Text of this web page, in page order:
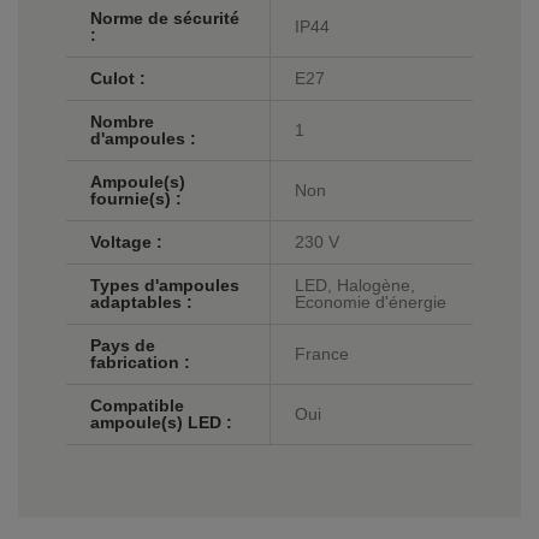
Norme de sécurité
:
IP44
Culot : E27
Nombre
d'ampoules :
1
Ampoule(s)
fournie(s) :
Non
Voltage : 230 V
Types d'ampoules
adaptables :
LED, Halogène,
Economie d'énergie
Pays de
fabrication :
France
Compatible
ampoule(s) LED :
Oui